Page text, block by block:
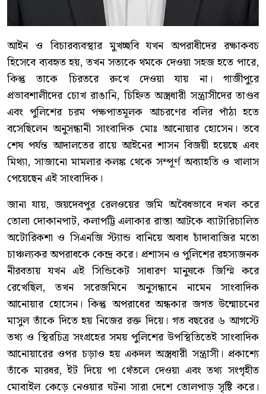
আইন ও বিচারব্যবস্থার মুখচ্ছবি যখন অপরাধীদের রক্ষাকবচ
হিসেবে ব্যবহৃত হয়, তখন সত্যকে থমকে দেওয়া সহজ হতে পারে,
কিন্তু তাকে চিরতরে রুখে দেওয়া যায় না। গাজীপুরে
প্রভাবশালীদের চোখ রাঙানি, চিহ্নিত অস্ত্রধারী সন্ত্রাসীদের তাণ্ডব
এবং পুলিশের চরম পক্ষপাতমূলক আচরণের বলির পাঁঠা হতে
বসেছিলেন অনুসন্ধানী সাংবাদিক মোঃ আনোয়ার হোসেন। তবে
শেষ পর্যন্ত আদালতের রায়ে আইনের শাসন বিজয়ী হয়েছে এবং
মিথ্যা, সাজানো মামলার কলঙ্ক থেকে সম্পূর্ণ অব্যাহতি ও খালাস
পেয়েছেন এই সাংবাদিক।
জানা যায়, জয়দেবপুর রেলওয়ের জমি অবৈধভাবে দখল করে
তোলা দোকানপাট, কলাপট্টি এলাকার রাস্তা আটকে ব্যাটারিচালিত
অটোরিকশা ও সিএনজি স্ট্যান্ড বানিয়ে অবাধ চাঁদাবাজির মতো
চাঞ্চল্যকর অপরাধকে কেন্দ্র করে। প্রশাসন ও পুলিশের রহস্যজনক
নীরবতায় যখন এই সিন্ডিকেট সাধারণ মানুষকে জিম্মি করে
রেখেছিল, তখন সরেজমিনে অনুসন্ধানে নামেন সাংবাদিক
আনোয়ার হোসেন। কিন্তু অপরাধের অন্ধকার জগত উন্মোচনের
মাসুল তাঁকে দিতে হয় নিজের রক্ত দিয়ে। গত বছরের ৬ আগস্টে
তথ্য ও স্থিরচিত্র সংগ্রহের সময় পুলিশের উপস্থিতিতেই সাংবাদিক
আনোয়ারের ওপর চড়াও হয় একদল অস্ত্রধারী সন্ত্রাসী। প্রকাশ্যে
তাঁকে মারধর, ইট দিয়ে পা থেঁতলে দেওয়া এবং তথ্য সংগৃহীত
মোবাইল কেড়ে নেওয়ার ঘটনা সারা দেশে তোলপাড় সৃষ্টি করে।